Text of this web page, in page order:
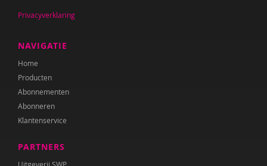
Privacyverklaring
NAVIGATIE
Home
Producten
Abonnementen
Abonneren
Klantenservice
PARTNERS